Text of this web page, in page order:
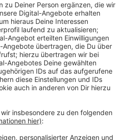
kosten. Fraktionssprecher
auf AD-Anfrage: Er glaube
seiner Fraktion so weit
der Düsseldorferinnen und
Thema sei. Ihm ist aber auch
noch zwei Jahre unter
Großprojekt Oper wird das
CDU immer wieder